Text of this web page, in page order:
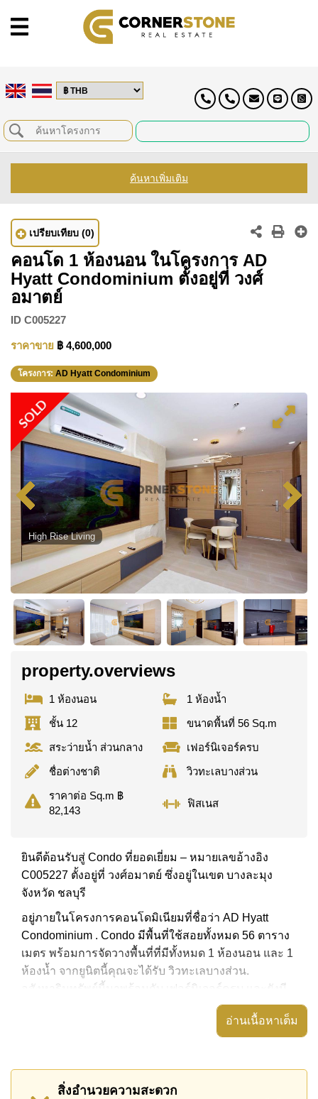
ค้นหาเพิ่มเติม
เปรียบเทียบ (0)
คอนโด 1 ห้องนอน ในโครงการ AD
Hyatt Condominium ตั้งอยู่ที่ วงศ์
อมาตย์
ID C005227
ราคาขาย ฿ 4,600,000
โครงการ: AD Hyatt Condominium
SOLD
High Rise Living
property.overviews
1 ห้องนอน
1 ห้องน้ำ
ชั้น 12
ขนาดพื้นที่ 56 Sq.m
สระว่ายน้ำ ส่วนกลาง
เฟอร์นิเจอร์ครบ
ชื่อต่างชาติ
วิวทะเลบางส่วน
ราคาต่อ Sq.m ฿
82,143
ฟิสเนส
ยินดีต้อนรับสู่ Condo ที่ยอดเยี่ยม – หมายเลขอ้างอิง
C005227 ตั้งอยู่ที่ วงศ์อมาตย์ ซึ่งอยู่ในเขต บางละมุง
จังหวัด ชลบุรี
อยู่ภายในโครงการคอนโดมิเนียมที่ชื่อว่า AD Hyatt
Condominium . Condo มีพื้นที่ใช้สอยทั้งหมด 56 ตาราง
เมตร พร้อมการจัดวางพื้นที่ที่มีทั้งหมด 1 ห้องนอน และ 1
ห้องน้ำ จากยูนิตนี้คุณจะได้รับ วิวทะเลบางส่วน.
อสังหาริมทรัพย์นี้มาพร้อมกับ เฟอร์นิเจอร์ครบ และยังมี
สิ่งอำนวยความสะดวก ได้แก่ มีระเบียง, เครื่องปรับ
AD Hyatt Condominium มีสิ่งอำนวยความสะดวกส่วน
กลาง ได้แก่ ฟิสเนส, รปภ.24ชม.
อ่านเนื้อหาเต็ม
สิ่งอำนวยความสะดวก